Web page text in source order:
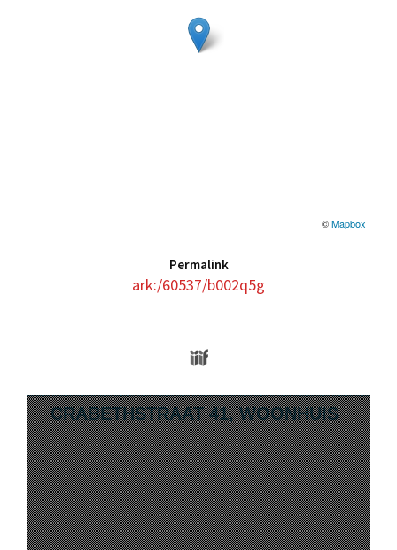
©Mapbox
Permalink
ark:/60537/b002q5g
Skip to downloads and alternative
Media Viewer
CRABETHSTRAAT 41, WOONHUIS